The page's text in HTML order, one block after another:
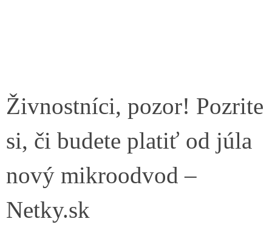
Živnostníci, pozor! Pozrite
si, či budete platiť od júla
nový mikroodvod –
Netky.sk